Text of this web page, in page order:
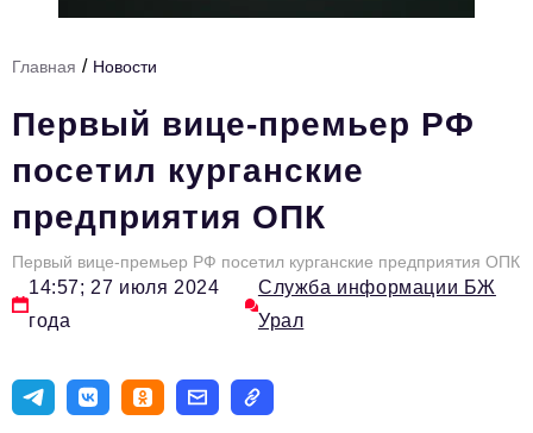
Технологии и тренды
Ниши и рынки
Цитаты
Туризм
Новости
ИННОПРОМ
Главная / Новости
Первый вице-премьер РФ
посетил курганские
предприятия ОПК
Первый вице-премьер РФ посетил курганские предприятия ОПК
14:57; 27 июля 2024
года
Служба информации БЖ
Урал